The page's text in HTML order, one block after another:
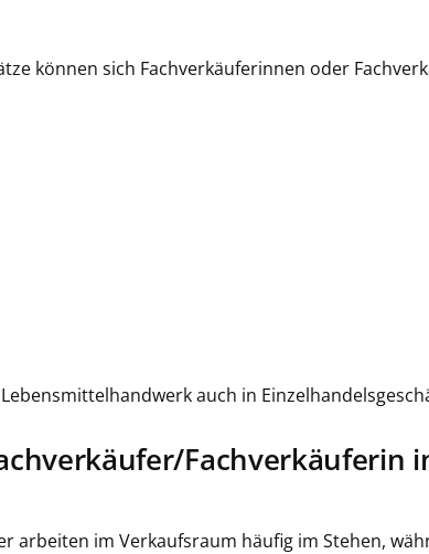
können sich Fachverkäuferinnen oder
auch in
Fachverkäuferin
arbeiten im Verkaufsraum häufig im Stehen,